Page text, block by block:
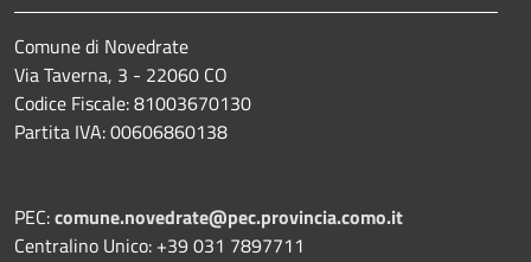
Comune di Novedrate
Via Taverna, 3 - 22060 CO
Codice Fiscale: 81003670130
Partita IVA: 00606860138
PEC:comune.novedrate@pec.provincia.como.it
Centralino Unico: +39 031 7897711